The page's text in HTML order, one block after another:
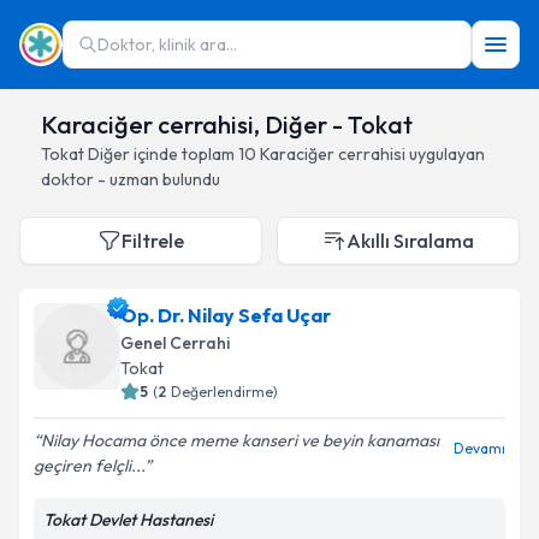
Doktor, klinik ara...
Karaciğer cerrahisi, Diğer - Tokat
TokatDiğeriçinde toplam 10 Karaciğer cerrahisi uygulayan
doktor - uzman bulundu
Filtrele Akıllı Sıralama
Op. Dr. Nilay Sefa Uçar
Genel Cerrahi
Tokat
5 (2 Değerlendirme)
Nilay Hocama önce meme kanseri ve beyin kanaması
geçiren felçli...
Devamı
Tokat Devlet Hastanesi